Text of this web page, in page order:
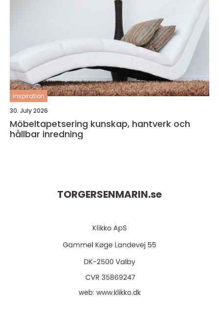
inspiration
30. July 2026
Möbeltapetsering kunskap, hantverk och
hållbar inredning
TORGERSENMARIN.se
web: www.klikko.dk